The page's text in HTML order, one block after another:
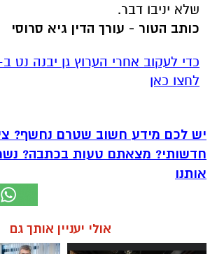
שלא יניבו דבר.
כותב הטור - עורך הדין גיא סרוסי
לחצו כאן
יש לכם מידע חשוב שטרם נחשף?
חדשותי? מצאתם טעות בכתבה?
אותנו
אולי יעניין אותך גם